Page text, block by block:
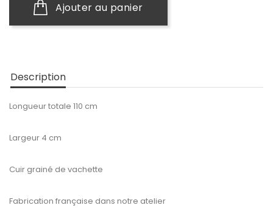
Ajouter au panier
Description
Longueur totale 110 cm
Largeur 4 cm
Cuir grainé de vachette
Fabrication française dans notre atelier